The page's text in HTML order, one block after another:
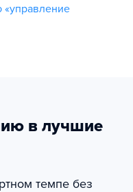
в лучшие
темпе без